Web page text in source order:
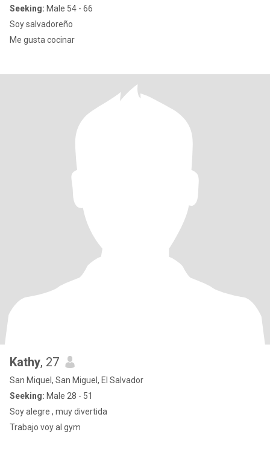
Seeking: Male 54 - 66
Soy salvadoreño
Me gusta cocinar
Kathy, 27
San Miquel, San Miguel, El Salvador
Seeking: Male 28 - 51
Soy alegre , muy divertida
Trabajo voy al gym